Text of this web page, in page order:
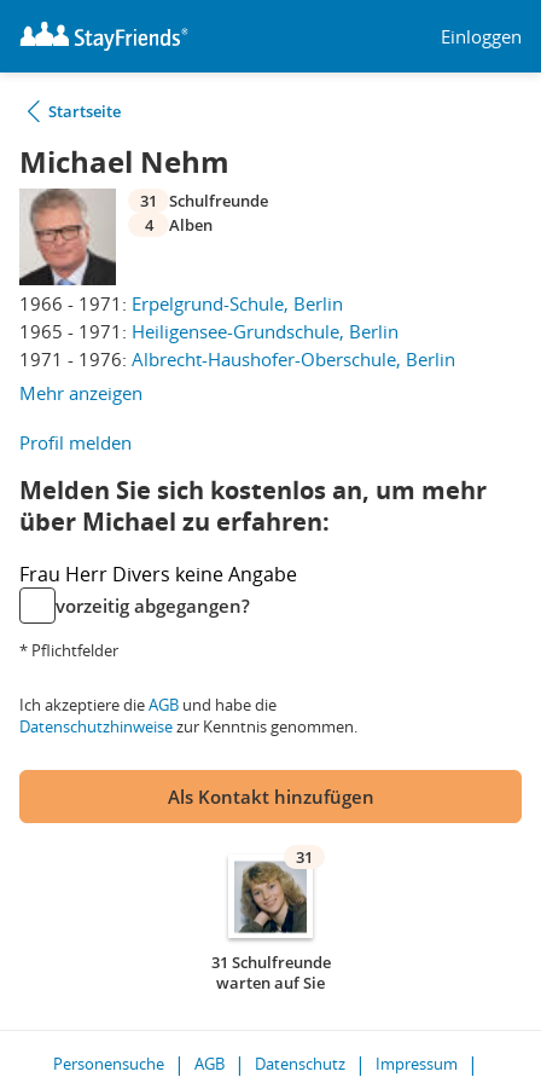
Einloggen
Startseite
Michael Nehm
1966 - 1971: Erpelgrund-Schule, Berlin
1965 - 1971: Heiligensee-Grundschule, Berlin
1971 - 1976: Albrecht-Haushofer-Oberschule, Berlin
Mehr anzeigen
31
Schulfreunde
4
Alben
Profil melden
Melden Sie sich kostenlos an, um mehr
über Michael zu erfahren:
Frau Herr Divers keine Angabe
vorzeitig abgegangen?
* Pflichtfelder
Ich akzeptiere dieAGB und habe die
Datenschutzhinweisezur Kenntnis genommen.
Als Kontakt hinzufügen
31
31 Schulfreunde
warten auf Sie
Personensuche AGB Datenschutz
Impressum